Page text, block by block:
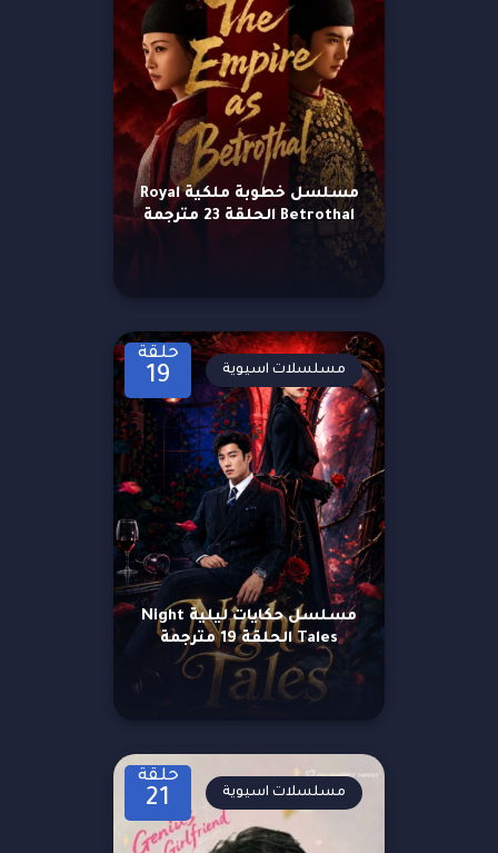
مسلسل خطوبة ملكية Royal
Betrothal الحلقة 23 مترجمة
حلقة
19
مسلسل حكايات ليلية Night
Tales الحلقة 19 مترجمة
مسلسلات اسيوية
حلقة
21 مسلسلات اسيوية